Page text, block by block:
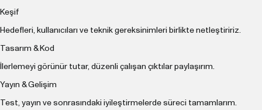
Keşif
Hedefleri, kullanıcıları ve teknik gereksinimleri birlikte netleştiririz.
Tasarım & Kod
İlerlemeyi görünür tutar, düzenli çalışan çıktılar paylaşırım.
Yayın & Gelişim
Test, yayın ve sonrasındaki iyileştirmelerde süreci tamamlarım.